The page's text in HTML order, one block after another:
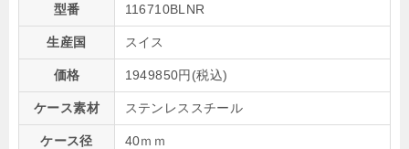
型番 116710BLNR
生産国 スイス
価格 1949850円(税込)
ケース素材 ステンレススチール
ケース径 40ｍｍ